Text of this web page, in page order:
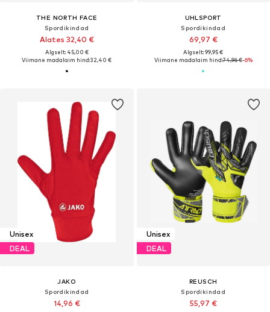
THE NORTH FACE
Spordikindad
Alates 32,40 €
Algselt: 45,00 €
Viimane madalaim hind:32,40 €
UHLSPORT
Spordikindad
69,97 €
Algselt: 99,95 €
Viimane madalaim hind:74,96 €-6%
Unisex
DEAL
JAKO
Spordikindad
14,96 €
Unisex
DEAL
REUSCH
Spordikindad
55,97 €